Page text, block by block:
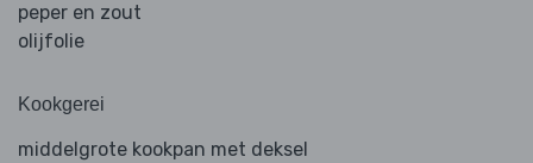
peper en zout
olijfolie
Kookgerei
middelgrote kookpan met deksel